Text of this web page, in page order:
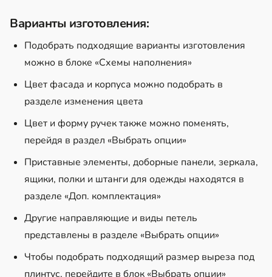
Варианты изготовления:
Подобрать подходящие варианты изготовления
можно в блоке «Схемы наполнения»
Цвет фасада и корпуса можно подобрать в
разделе изменения цвета
Цвет и форму ручек также можно поменять,
перейдя в раздел «Выбрать опции»
Приставные элементы, доборные панели, зеркала,
ящики, полки и штанги для одежды находятся в
разделе «Доп. комплектация»
Другие направляющие и виды петель
представлены в разделе «Выбрать опции»
Чтобы подобрать подходящий размер выреза под
плинтус, перейдите в блок «Выбрать опции»